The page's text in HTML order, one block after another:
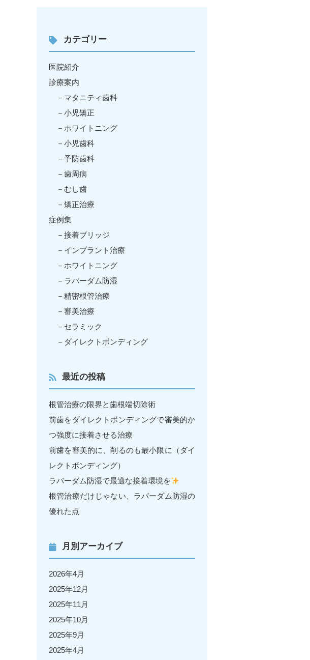
カテゴリー
医院紹介
診療案内
マタニティ歯科
小児矯正
ホワイトニング
小児歯科
予防歯科
歯周病
むし歯
矯正治療
症例集
接着ブリッジ
インプラント治療
ホワイトニング
ラバーダム防湿
精密根管治療
審美治療
セラミック
ダイレクトボンディング
最近の投稿
根管治療の限界と歯根端切除術
前歯をダイレクトボンディングで審美的か
つ強度に接着させる治療
前歯を審美的に、削るのも最小限に（ダイ
レクトボンディング）
ラバーダム防湿で最適な接着環境を
根管治療だけじゃない、ラバーダム防湿の
優れた点
月別アーカイブ
2026年4月
2025年12月
2025年11月
2025年10月
2025年9月
2025年4月